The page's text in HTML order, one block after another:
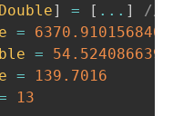
Double] = [ ... ]
//
=
=
=
139.7016
13